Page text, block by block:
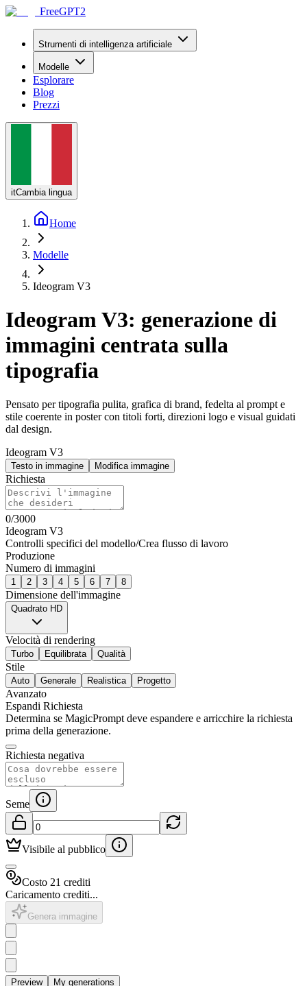
FreeGPT2
Strumenti di intelligenza artificiale
Modelle
Esplorare
Blog
Prezzi
itCambia lingua
Home
Modelle
Ideogram V3
Ideogram V3: generazione di
immagini centrata sulla
tipografia
Pensato per tipografia pulita, grafica di brand, fedelta al prompt e
stile coerente in poster con titoli forti, direzioni logo e visual guidati
dal design.
Ideogram V3
Testo in immagine Modifica immagine
Richiesta
0/3000
Ideogram V3
Controlli specifici del modello/Crea flusso di lavoro
Produzione
Numero di immagini
1 2 3 4 5 6 7 8
Dimensione dell'immagine
Quadrato HD
Velocità di rendering
Turbo Equilibrata Qualità
Stile
Auto Generale Realistica Progetto
Avanzato
Espandi Richiesta
Determina se MagicPrompt deve espandere e arricchire la richiesta
prima della generazione.
Richiesta negativa
Seme
Visibile al pubblico
Costo 21 crediti
Caricamento crediti...
Genera immagine
Preview My generations